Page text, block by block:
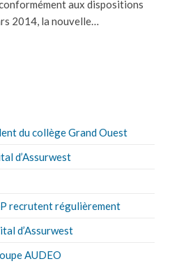
aux dispositions
2014, la nouvelle…
du collège Grand Ouest
d’Assurwest
recrutent régulièrement
d’Assurwest
AUDEO